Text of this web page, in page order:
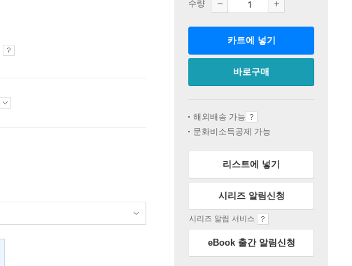
수량
카트에 넣기
바로구매
해외배송 가능
문화비소득공제 가능
리스트에 넣기
시리즈 알림신청
시리즈 알림 서비스
eBook 출간 알림신청